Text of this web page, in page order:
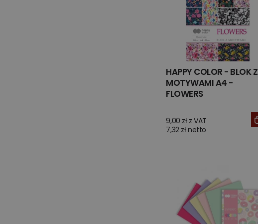
HAPPY COLOR - BLOK Z
MOTYWAMI A4 -
FLOWERS
9,00 zł z VAT
7,32 zł netto